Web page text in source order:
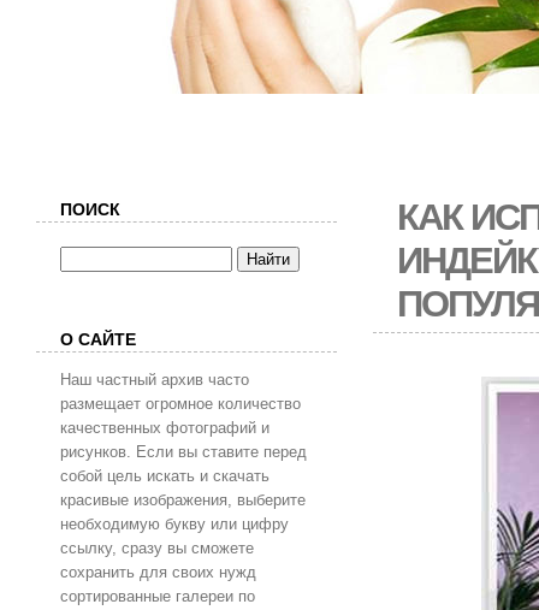
КАК
ПОИСК
О САЙТЕ
Наш частный архив часто
размещает огромное количество
качественных фотографий и
рисунков. Если вы ставите перед
собой цель искать и скачать
красивые изображения, выберите
необходимую букву или цифру
ссылку, сразу вы сможете
сохранить для своих нужд
сортированные галереи по